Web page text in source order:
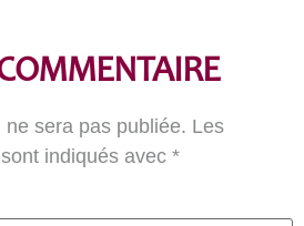
sera pas publiée. Les
indiqués avec *